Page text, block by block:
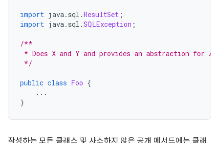
import java. sql .ResultSet ;
import java. sql .SQLException ;
/**
* Does X and Y and provides an abstraction for Z.
*/
public class Foo {
...
}
작성하는 모든 클래스 및 사소하지 않은 공개 메서드에는 클래